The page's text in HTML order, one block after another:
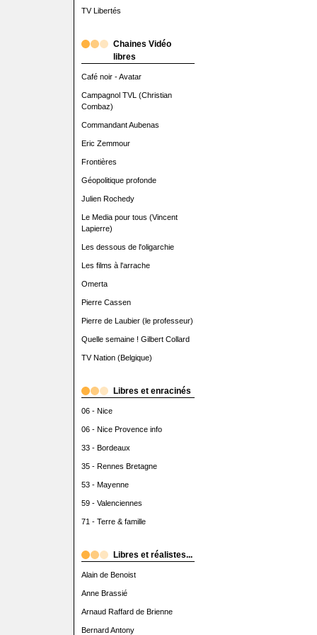
TV Libertés
Chaines Vidéo
libres
Café noir - Avatar
Campagnol TVL (Christian
Combaz)
Commandant Aubenas
Eric Zemmour
Frontières
Géopolitique profonde
Julien Rochedy
Le Media pour tous (Vincent
Lapierre)
Les dessous de l'oligarchie
Les films à l'arrache
Omerta
Pierre Cassen
Pierre de Laubier (le professeur)
Quelle semaine ! Gilbert Collard
TV Nation (Belgique)
Libres et enracinés
06 - Nice
06 - Nice Provence info
33 - Bordeaux
35 - Rennes Bretagne
53 - Mayenne
59 - Valenciennes
71 - Terre & famille
Libres et réalistes...
Alain de Benoist
Anne Brassié
Arnaud Raffard de Brienne
Bernard Antony